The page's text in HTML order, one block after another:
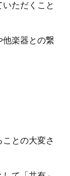
ただくこと
他楽器との繋
との大変さ